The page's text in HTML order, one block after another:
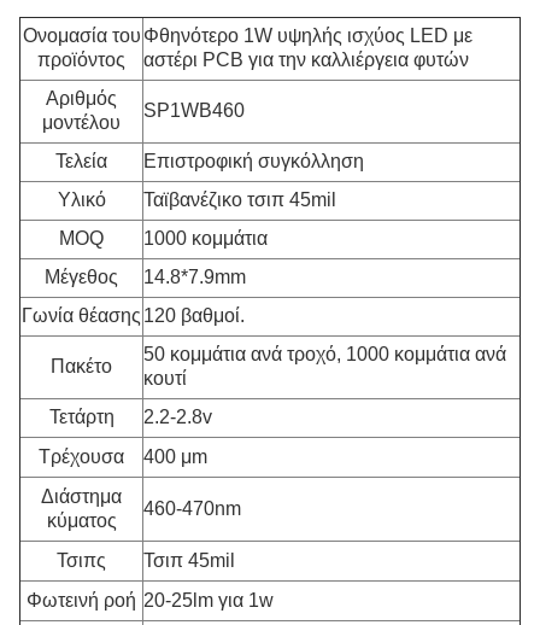
Ονομασία του
προϊόντος
Φθηνότερο 1W υψηλής ισχύος LED με
αστέρι PCB για την καλλιέργεια φυτών
Αριθμός
μοντέλου
SP1WB460
Τελεία
Επιστροφική συγκόλληση
Υλικό
Ταϊβανέζικο τσιπ 45mil
MOQ
1000 κομμάτια
Μέγεθος
14.8*7.9mm
Γωνία θέασης 120 βαθμοί.
Πακέτο
50 κομμάτια ανά τροχό, 1000 κομμάτια ανά
κουτί
Τετάρτη
2.2-2.8v
Τρέχουσα
400 μm
Διάστημα
κύματος
460-470nm
Τσιπς
Τσιπ 45mil
Φωτεινή ροή 20-25lm για 1w